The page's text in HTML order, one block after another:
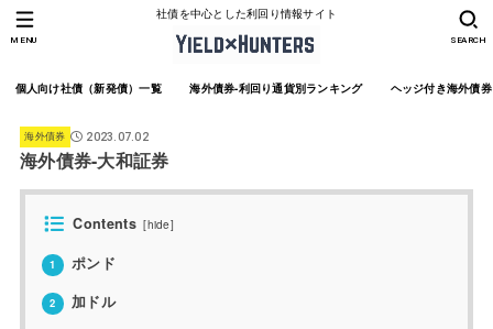
社債を中心とした利回り情報サイト
個人向け社債（新発債）一覧 海外債券-利回り通貨別ランキング ヘッジ付き海外債
SEARCH
MENU
海外債券 2023.07.02
海外債券-大和証券
Contents [hide]
1 ポンド
2 加ドル